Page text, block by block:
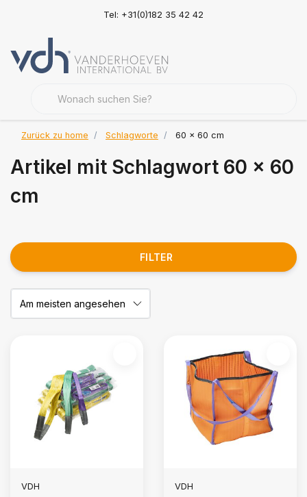
Tel: +31(0)182 35 42 42
Zurück zu home Schlagworte 60 x 60 cm
Artikel mit Schlagwort 60 x 60
cm
FILTER
VDH VDH